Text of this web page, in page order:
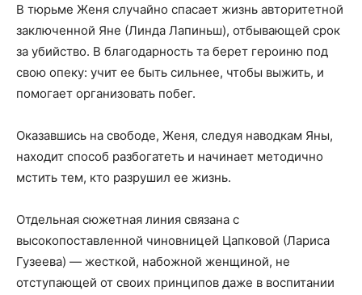
В тюрьме Женя случайно спасает жизнь авторитетной
заключенной Яне (Линда Лапиньш), отбывающей срок
за убийство. В благодарность та берет героиню под
свою опеку: учит ее быть сильнее, чтобы выжить, и
помогает организовать побег.
Оказавшись на свободе, Женя, следуя наводкам Яны,
находит способ разбогатеть и начинает методично
мстить тем, кто разрушил ее жизнь.
Отдельная сюжетная линия связана с
высокопоставленной чиновницей Цапковой (Лариса
Гузеева) — жесткой, набожной женщиной, не
отступающей от своих принципов даже в воспитании